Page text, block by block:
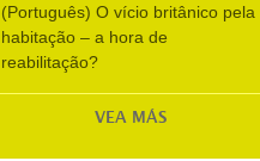
(Português) O vício britânico pela
habitação – a hora de
reabilitação?
VEA MÁS